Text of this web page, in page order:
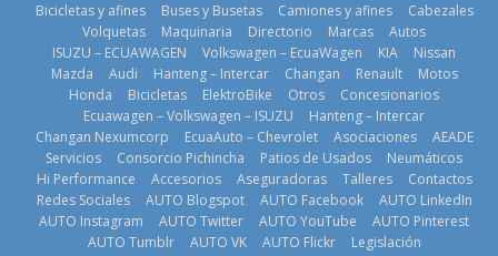
que usa
gasolina 100%
renovable
25 de julio de
6 de mayo de
2026
La Vuelta al
Ecuador 2026,
edición 47ª,
usar?
3 de agosto de
2026
La FEDAK
recibe 12
Bicicletas y afines
Buses y Busetas Camiones y afines
Cabezales
Volquetas
Maquinaria Directorio Marcas
Autos
ISUZU – ECUAWAGEN
Volkswagen – EcuaWagen KIA
Nissan
Mazda
Audi Hanteng – Intercar Changan Renault
Motos
Honda
Bicicletas ElektroBike Otros
Concesionarios
Ecuawagen – Volkswagen – ISUZU
Hanteng – Intercar
Changan Nexumcorp
EcuaAuto – Chevrolet Asociaciones
AEADE
Servicios
Consorcio Pichincha Patios de Usados
Neumáticos
Hi Performance
Accesorios Aseguradoras Talleres
Contactos
Redes Sociales
AUTO Blogspot AUTO Facebook
AUTO LinkedIn
AUTO Instagram
AUTO Twitter AUTO YouTube
AUTO Pinterest
AUTO Tumblr
AUTO VK AUTO Flickr Legislación